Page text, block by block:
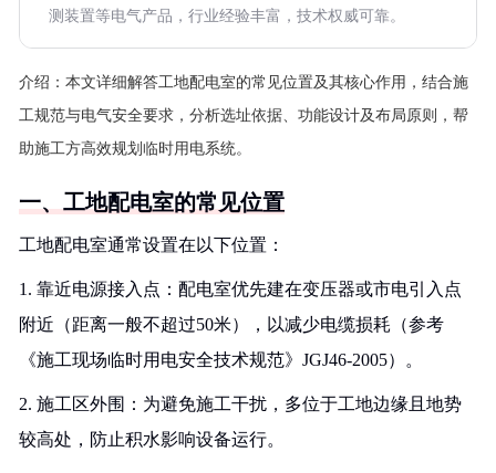
测装置等电气产品，行业经验丰富，技术权威可靠。
介绍： 本文详细解答工地配电室的常见位置及其核心作用，结合施
工规范与电气安全要求，分析选址依据、功能设计及布局原则，帮
助施工方高效规划临时用电系统。
一、工地配电室的常见位置
工地配电室通常设置在以下位置：
1. 靠近电源接入点：配电室优先建在变压器或市电引入点
附近（距离一般不超过50米），以减少电缆损耗（参考
《施工现场临时用电安全技术规范》JGJ46-2005）。
2. 施工区外围：为避免施工干扰，多位于工地边缘且地势
较高处，防止积水影响设备运行。